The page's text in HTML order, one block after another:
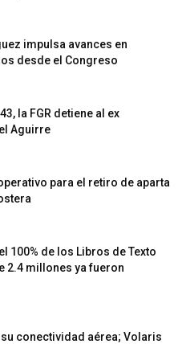
impulsa avances en
desde el Congreso
la FGR detiene al ex
Aguirre
para el retiro de aparta
100% de los Libros de Texto
2.4 millones ya fueron
conectividad aérea; Volaris